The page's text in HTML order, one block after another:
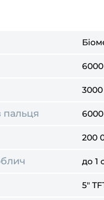
6000
3000
пальця 6000
200
до 1
5″